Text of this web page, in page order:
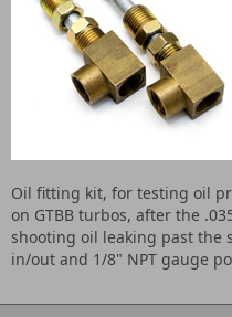
Oil fitting kit, for testing oil
on GTBB turbos, after the
shooting oil leaking past the
in/out and 1/8" NPT gauge